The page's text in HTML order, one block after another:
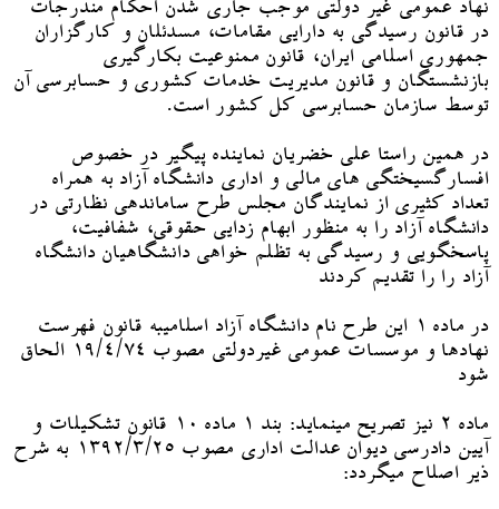
نهاد عمومی غیر دولتی موجب جاری شدن احکام مندرجات
در قانون رسیدگی به دارایی مقامات، مسدئلان و کارگزاران
جمهوری اسلامی ایران، قانون ممنوعیت بکارگیری
بازنشستگان و قانون مدیریت خدمات کشوری و حسابرسی آن
توسط سازمان حسابرسی کل کشور است.
در همین راستا علی خضریان نماینده پیگیر در خصوص
افسارگسیختگی های مالی و اداری دانشگاه آزاد به همراه
تعداد کثیری از نمایندگان مجلس طرح ساماندهی نظارتی در
دانشگاه آزاد را به منظور ابهام زدایی حقوقی، شفافیت،
پاسخگویی و رسیدگی به تظلم خواهی دانشگاهیان دانشگاه
آزاد را را تقدیم کردند
در ماده ۱ این طرح نام دانشگاه آزاد اسلامیبه قانون فهرست
نهادها و موسسات عمومی غیردولتی مصوب ۱۹/۴/۷۴ الحاق
شود
ماده ۲ نیز تصریح مینماید: بند ۱ ماده ۱۰ قانون تشکیلات و
آیین دادرسی دیوان عدالت اداری مصوب ۱۳۹۲/۳/۲۵ به شرح
ذیر اصلاح میگردد: